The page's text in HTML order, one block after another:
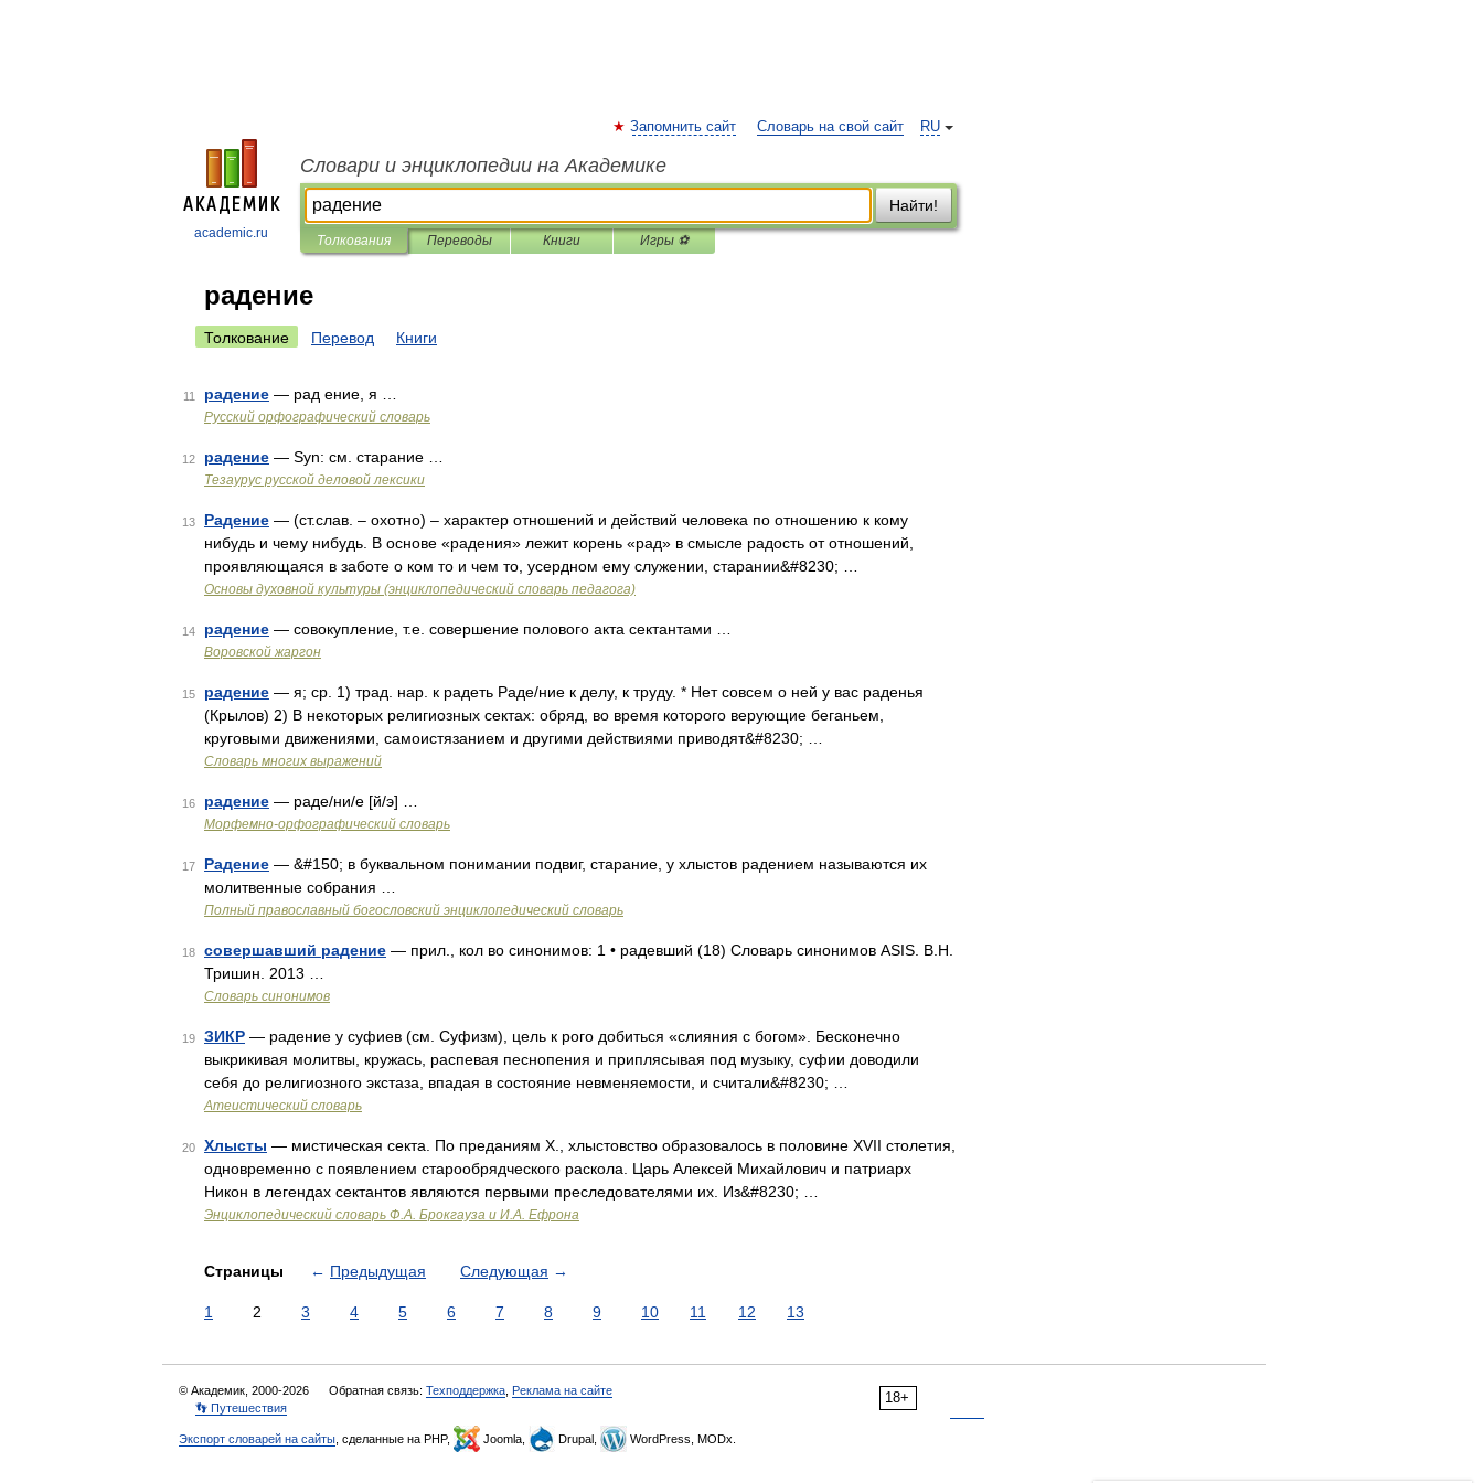
academic.ru
RU
Запомнить сайт Словарь на свой сайт
Словари и энциклопедии на Академике
Найти!
Толкования Переводы Книги Игры ⚽
радение
Толкование Перевод Книги
11 радение — рад ение, я …
Русский орфографический словарь
12 радение — Syn: см. старание …
Тезаурус русской деловой лексики
13 Радение — (ст.слав. – охотно) – характер отношений и действий человека по отношению к кому
нибудь и чему нибудь. В основе «радения» лежит корень «рад» в смысле радость от отношений,
проявляющаяся в заботе о ком то и чем то, усердном ему служении, старании&#8230; …
Основы духовной культуры (энциклопедический словарь педагога)
14 радение — совокупление, т.е. совершение полового акта сектантами …
Воровской жаргон
15 радение — я; ср. 1) трад. нар. к радеть Раде/ние к делу, к труду. * Нет совсем о ней у вас раденья
(Крылов) 2) В некоторых религиозных сектах: обряд, во время которого верующие беганьем,
круговыми движениями, самоистязанием и другими действиями приводят&#8230; …
Словарь многих выражений
16 радение — раде/ни/е [й/э] …
Морфемно-орфографический словарь
17 Радение — &#150; в буквальном понимании подвиг, старание, у хлыстов радением называются их
молитвенные собрания …
Полный православный богословский энциклопедический словарь
18 совершавший радение — прил., кол во синонимов: 1 • радевший (18) Словарь синонимов ASIS. В.Н.
Тришин. 2013 …
Словарь синонимов
19 ЗИКР — радение у суфиев (см. Суфизм), цель к рого добиться «слияния с богом». Бесконечно
выкрикивая молитвы, кружась, распевая песнопения и приплясывая под музыку, суфии доводили
себя до религиозного экстаза, впадая в состояние невменяемости, и считали&#8230; …
Атеистический словарь
20 Хлысты — мистическая секта. По преданиям X., хлыстовство образовалось в половине XVII столетия,
одновременно с появлением старообрядческого раскола. Царь Алексей Михайлович и патриарх
Никон в легендах сектантов являются первыми преследователями их. Из&#8230; …
Энциклопедический словарь Ф.А. Брокгауза и И.А. Ефрона
Страницы ← Предыдущая Следующая →
1 2 3 4 5 6 7 8 9 10 11 12 13
18+
© Академик, 2000-2026 Обратная связь: Техподдержка Реклама на сайте
👣 Путешествия
Экспорт словарей на сайты , сделанные на PHP, Joomla, Drupal, WordPress, MODx.